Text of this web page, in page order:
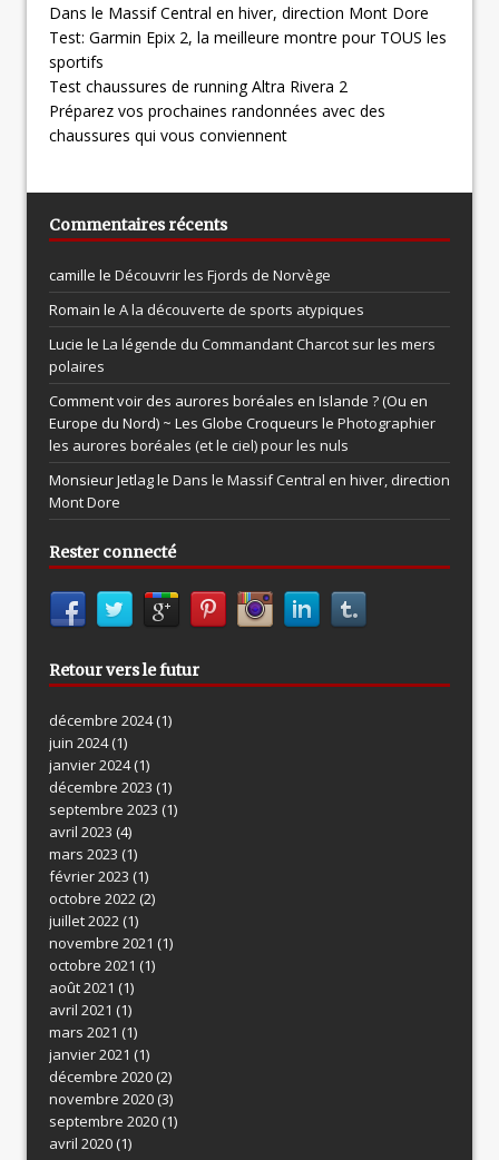
Dans le Massif Central en hiver, direction Mont Dore
Test: Garmin Epix 2, la meilleure montre pour TOUS les
sportifs
Test chaussures de running Altra Rivera 2
Préparez vos prochaines randonnées avec des
chaussures qui vous conviennent
Commentaires récents
camille le Découvrir les Fjords de Norvège
Romain le A la découverte de sports atypiques
Lucie le La légende du Commandant Charcot sur les mers
polaires
Comment voir des aurores boréales en Islande ? (Ou en
Europe du Nord) ~ Les Globe Croqueurs le Photographier
les aurores boréales (et le ciel) pour les nuls
Monsieur Jetlag le Dans le Massif Central en hiver, direction
Mont Dore
Rester connecté
Retour vers le futur
décembre 2024(1)
juin 2024(1)
janvier 2024(1)
décembre 2023 (1)
septembre 2023 (1)
avril 2023 (4)
mars 2023 (1)
février 2023 (1)
octobre 2022(2)
juillet 2022(1)
novembre 2021 (1)
octobre 2021 (1)
août 2021 (1)
avril 2021 (1)
mars 2021 (1)
janvier 2021 (1)
décembre 2020(2)
novembre 2020(3)
septembre 2020(1)
avril 2020(1)